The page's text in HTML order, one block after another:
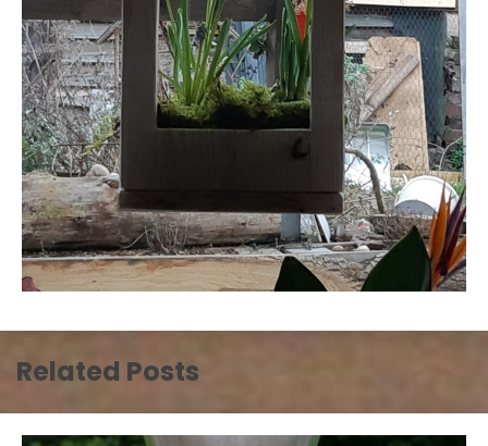
Related Posts